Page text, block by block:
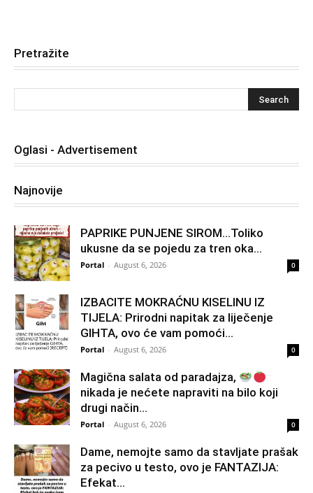
Pretražite
Oglasi - Advertisement
Najnovije
PAPRIKE PUNJENE SIROM…Toliko
ukusne da se pojedu za tren oka…
Portal - August 6, 2026 0
IZBACITE MOKRAĆNU KISELINU IZ
TIJELA: Prirodni napitak za liječenje
GIHTA, ovo će vam pomoći...
Portal - August 6, 2026 0
Magična salata od paradajza,
nikada je nećete napraviti na bilo koji
drugi način…
Portal - August 6, 2026 0
Dame, nemojte samo da stavljate prašak
za pecivo u testo, ovo je FANTAZIJA:
Efekat...